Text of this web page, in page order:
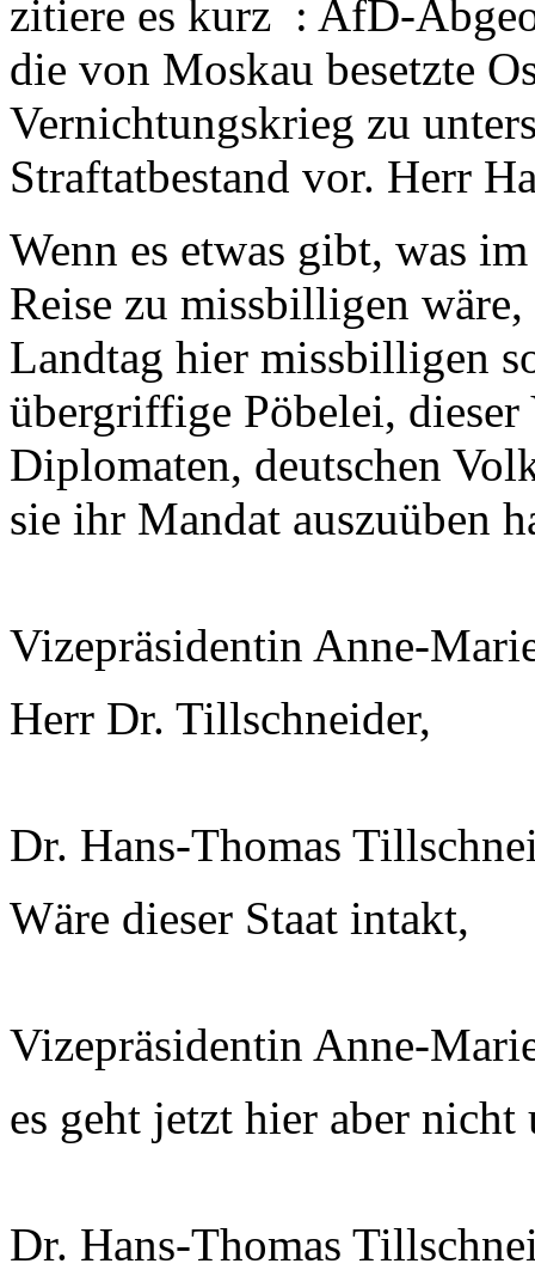
zitiere es kurz : AfD-
die von Moskau besetzte
Vernichtungskrieg zu
Straftatbestand vor. Herr
Wenn es etwas gibt, was
Reise zu missbilligen
Landtag hier missbilligen
übergriffige Pöbelei, dieser
Diplomaten, deutschen
sie ihr Mandat auszuüben
Vizepräsidentin Anne-
Herr Dr. Tillschneider,
Dr. Hans-Thomas
Wäre dieser Staat intakt,
Vizepräsidentin Anne-
es geht jetzt hier aber
Dr. Hans-Thomas